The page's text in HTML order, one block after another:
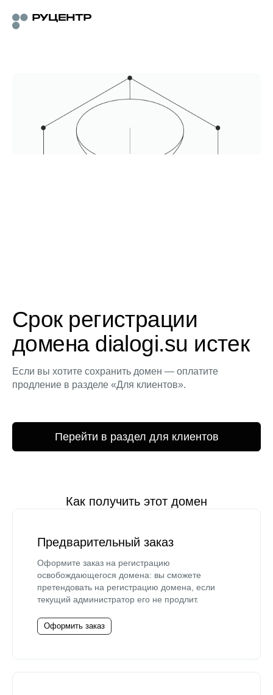
Срок регистрации
домена dialogi.su истек
Если вы хотите сохранить домен — оплатите
продление в разделе «Для клиентов».
Перейти в раздел для клиентов
Как получить этот домен
Предварительный заказ
Оформите заказ на регистрацию
освобождающегося домена: вы сможете
претендовать на регистрацию домена, если
текущий администратор его не продлит.
Оформить заказ